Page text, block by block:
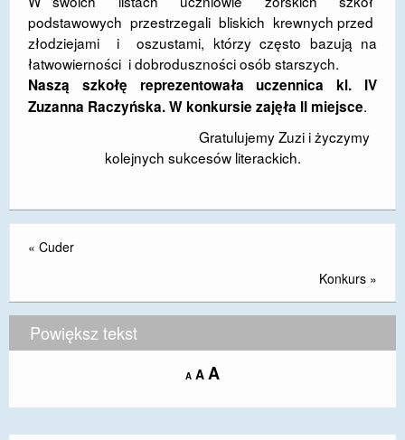
DOSTĘPNOŚĆ
POLITYKA PRYWATNOŚCI
RODO
EGZAMIN ÓSMOKLASISTY
STANDARDY OCHRONY MAŁOLETNICH
KSZTAŁCENIA OGÓLNEGO NA TERENIE MIASTA
ŻORY”
mLegitymacja
podstawowych przestrzegali bliskich krewnych przed
złodziejami i oszustami, którzy często bazują na
łatwowierności i dobroduszności osób starszych.
Naszą szkołę reprezentowała uczennica kl. IV
Zuzanna Raczyńska. W konkursie zajęła II miejsce.
Gratulujemy Zuzi i życzymy
kolejnych sukcesów literackich.
« Cuder
Konkurs »
Powiększ tekst
A Decrease
size.
A Reset
size.
AIncrease
size.